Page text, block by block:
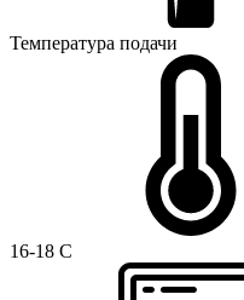
Температура подачи
16-18 C